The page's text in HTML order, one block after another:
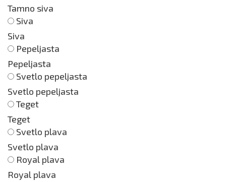
Tamno siva
Siva
Siva
Pepeljasta
Pepeljasta
Svetlo pepeljasta
Svetlo pepeljasta
Teget
Teget
Svetlo plava
Svetlo plava
Royal plava
Royal plava